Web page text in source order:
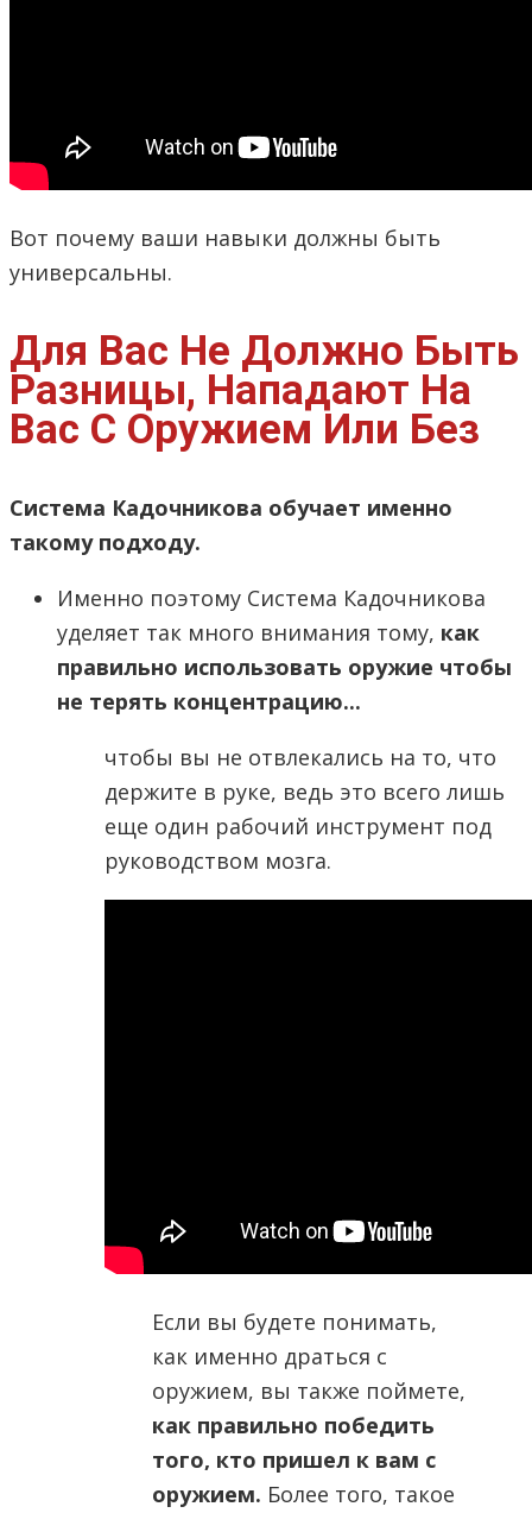
Вот почему ваши навыки должны быть
универсальны.
Для Вас Не Должно Быть
Разницы, Нападают На
Вас С Оружием Или Без
Система Кадочникова обучает именно
такому подходу.
Именно поэтому Система Кадочникова
уделяет так много внимания тому, как
правильно использовать оружие чтобы
не терять концентрацию...
чтобы вы не отвлекались на то, что
держите в руке, ведь это всего лишь
еще один рабочий инструмент под
руководством мозга.
Если вы будете понимать,
как именно драться с
оружием, вы также поймете,
как правильно победить
того, кто пришел к вам с
оружием. Более того, такое